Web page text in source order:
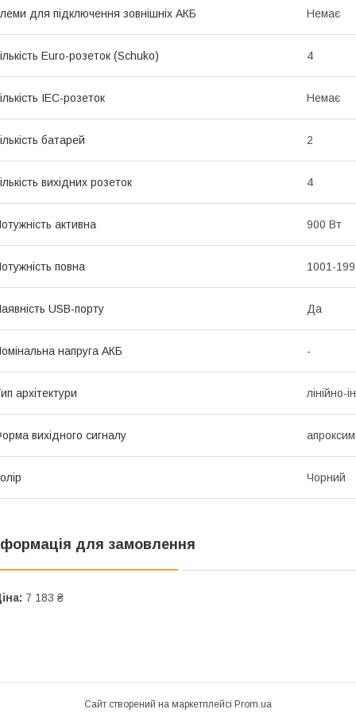
для підключення зовнішніх АКБ Немає
Euro-розеток (Schuko) 4
IEC-розеток Немає
батарей 2
вихідних розеток 4
активна 900 Вт
повна 1001-
USB-порту Да
напруга АКБ -
архітектури лінійно-
вихідного сигналу
Чорний
для замовлення
7 183 ₴
Сайт створений на маркетплейсі Prom.ua